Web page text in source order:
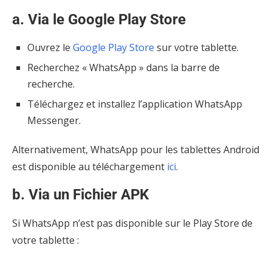
a. Via le Google Play Store
Ouvrez le Google Play Store sur votre tablette.
Recherchez « WhatsApp » dans la barre de
recherche.
Téléchargez et installez l’application WhatsApp
Messenger.
Alternativement, WhatsApp pour les tablettes Android
est disponible au téléchargement ici.
b. Via un Fichier APK
Si WhatsApp n’est pas disponible sur le Play Store de
votre tablette :